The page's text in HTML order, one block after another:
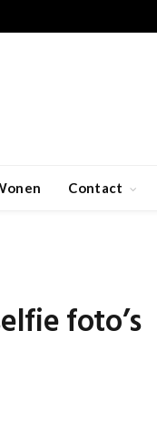
Contact
foto’s